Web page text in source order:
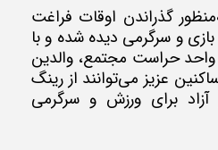
گذراندن اوقات فراغت
و سرگرمی دیده شده و با
24 ساعته واحد حراست مجتمع، والدین
عزیز می‌توانند از رینگ
برای ورزش و سرگرمی